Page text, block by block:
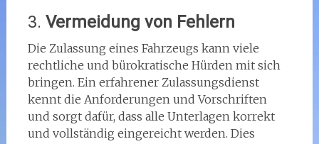
3. Vermeidung von Fehlern
Die Zulassung eines Fahrzeugs kann viele
rechtliche und bürokratische Hürden mit sich
bringen. Ein erfahrener Zulassungsdienst
kennt die Anforderungen und Vorschriften
und sorgt dafür, dass alle Unterlagen korrekt
und vollständig eingereicht werden. Dies